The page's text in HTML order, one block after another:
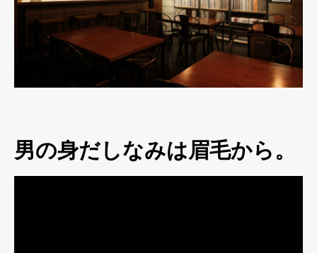
男の身だしなみは眉毛から。